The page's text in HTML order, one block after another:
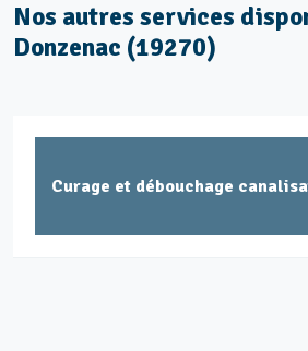
Nos autres services
Donzenac (19270)
Curage et débouchage